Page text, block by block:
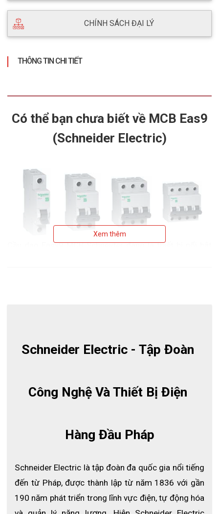
CHÍNH SÁCH ĐẠI LÝ
THÔNG TIN CHI TIẾT
Có thể bạn chưa biết về MCB Eas9
(Schneider Electric)
Cầu dao Easy9 MCB Schneider đang là thiết bị nổi bật
thiết bị đóng cắt dân dụng đang được ưa chuộng nhất
hiện nay.
cho gia đình bạn
Xem thêm
Schneider Electric - Tập Đoàn
Công Nghệ Và Thiết Bị Điện
Hàng Đầu Pháp
Schneider Electric là tập đoàn đa quốc gia nổi tiếng
đến từ Pháp, được thành lập từ năm 1836 với gần
190 năm phát triển trong lĩnh vực điện, tự động hóa